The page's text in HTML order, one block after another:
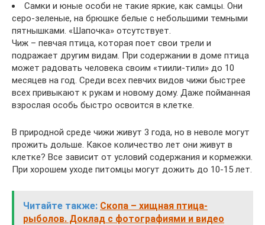
Самки и юные особи не такие яркие, как самцы. Они
серо-зеленые, на брюшке белые с небольшими темными
пятнышками. «Шапочка» отсутствует.
Чиж – певчая птица, которая поет свои трели и
подражает другим видам. При содержании в доме птица
может радовать человека своим «тиили-тили» до 10
месяцев на год. Среди всех певчих видов чижи быстрее
всех привыкают к рукам и новому дому. Даже пойманная
взрослая особь быстро освоится в клетке.
В природной среде чижи живут 3 года, но в неволе могут
прожить дольше. Какое количество лет они живут в
клетке? Все зависит от условий содержания и кормежки.
При хорошем уходе питомцы могут дожить до 10-15 лет.
Читайте также: Скопа – хищная птица-
рыболов. Доклад с фотографиями и видео